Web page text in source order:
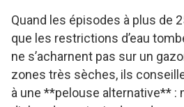
Quand les épisodes à plus de
que les restrictions d’eau
ne s’acharnent pas sur un
zones très sèches, ils
à une **pelouse alternative** :